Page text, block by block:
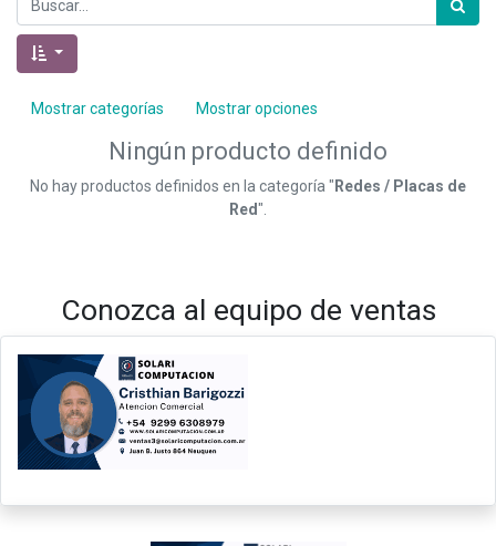
Mostrar categorías Mostrar opciones
Ningún producto definido
No hay productos definidos en la categoría " Redes / Placas de
Red".
Conozca al equipo de ventas